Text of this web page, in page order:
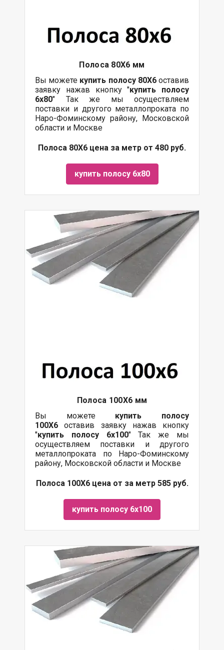
Полоса 80Х6 мм
Вы можете купить полосу 80Х6оставив
заявку нажав кнопку "купить полосу
6х80" Так же мы осуществляем
поставки и другого металлопроката по
Наро-Фоминскому району, Московской
области и Москве
Полоса 80Х6 цена за метр от 480 руб.
купить полосу 6х80
Полоса 100Х6 мм
Вы можете купить полосу
100Х6оставив заявку нажав кнопку
"купить полосу 6х100" Так же мы
осуществляем поставки и другого
металлопроката по Наро-Фоминскому
району, Московской области и Москве
Полоса 100Х6 цена от за метр 585 руб.
купить полосу 6х100